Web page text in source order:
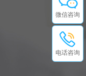
微信咨询
电话咨询